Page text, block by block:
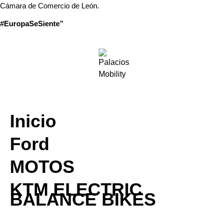
Cámara de Comercio de León.
#EuropaSeSiente”
Inicio
Ford
MOTOS
KTM ELECTRIC
BALANCE BIKES